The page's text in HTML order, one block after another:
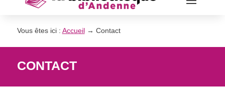
Vous êtes ici : Accueil→ Contact
CONTACT